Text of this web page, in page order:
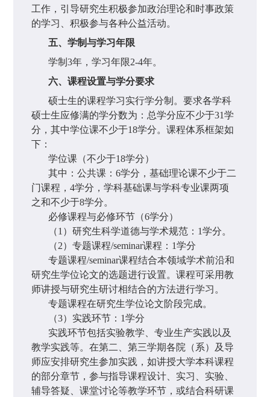
工作，引导研究生积极参加政治理论和时事政策
的学习、积极参与各种公益活动。
五、学制与学习年限
学制3年，学习年限2-4年。
六、课程设置与学分要求
硕士生的课程学习实行学分制。要求各学科
硕士生应修满的学分数为：总学分应不少于31学
分，其中学位课不少于18学分。课程体系框架如
下：
学位课（不少于18学分）
其中：公共课：6学分，基础理论课不少于二
门课程，4学分，学科基础课与学科专业课两项
之和不少于8学分。
必修课程与必修环节（6学分）
（1）研究生科学道德与学术规范： 1学分。
（2）专题课程/seminar课程： 1学分
专题课程/seminar课程结合本领域学术前沿和
研究生学位论文的选题进行设置。课程可采用教
师讲授与研究生研讨相结合的方法进行学习。
专题课程在研究生学位论文阶段完成。
（3）实践环节： 1学分
实践环节包括实验教学、专业生产实践以及
教学实践等。在第二、第三学期各院（系）及导
师应安排研究生参加实践，如讲授大学本科课程
的部分章节，参与指导课程设计、实习、实验、
辅导答疑、课堂讨论等教学环节，或结合科研课